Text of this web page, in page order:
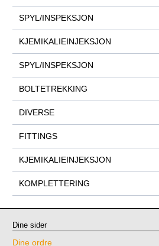
SPYL/INSPEKSJON
KJEMIKALIEINJEKSJON
SPYL/INSPEKSJON
BOLTETREKKING
DIVERSE
FITTINGS
KJEMIKALIEINJEKSJON
KOMPLETTERING
Dine sider
Dine ordre